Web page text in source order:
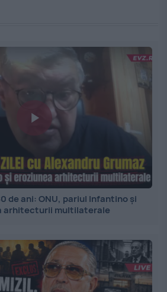
de ani: ONU, pariul Infantino și
arhitecturii multilaterale